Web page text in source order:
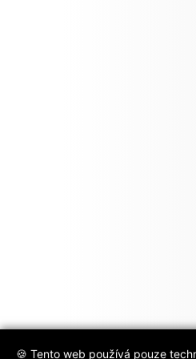
🍪 Tento web používá pouze